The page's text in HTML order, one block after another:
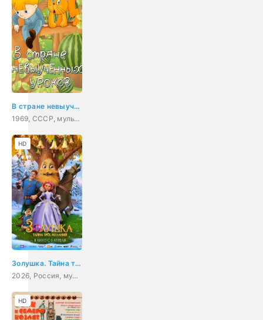
В стране невыученных уроков
1969, СССР, мультфильм, детский, короткометражка
Золушка. Тайна трёх желаний
2026, Россия, мультфильм, фэнтези
HD
HD